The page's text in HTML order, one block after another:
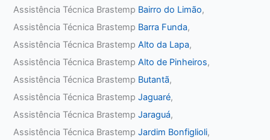
Assistência Técnica Brastemp Bairro do Limão,
Assistência Técnica Brastemp Barra Funda,
Assistência Técnica BrastempAlto da Lapa,
Assistência Técnica BrastempAlto de Pinheiros,
Assistência Técnica Brastemp Butantã,
Assistência Técnica BrastempJaguaré,
Assistência Técnica BrastempJaraguá,
Assistência Técnica BrastempJardim Bonfiglioli,